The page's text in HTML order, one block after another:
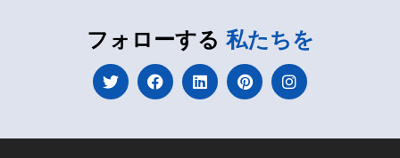
フォローする 私たちを